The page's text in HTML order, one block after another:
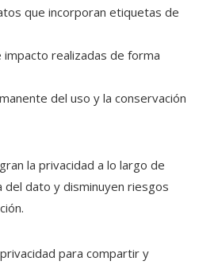
que incorporan etiquetas de
impacto realizadas de forma
del uso y la conservación
la privacidad a lo largo de
del dato y disminuyen riesgos
para compartir y